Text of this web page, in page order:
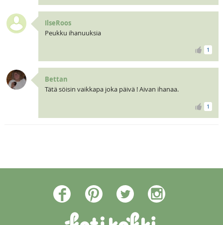
IlseRoos
Peukku ihanuuksia
1
Bettan
Tätä söisin vaikkapa joka päivä ! Aivan ihanaa.
1